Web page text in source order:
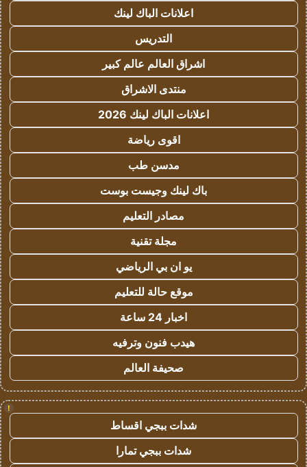
اعلانات الباك لينك
التدريس
اشراق العالم عالم كبير
منتدى الاشراق
اعلانات الباك لينك 2026
اقوى رياضة
مدسن طب
باك لينك وجيست بوست
مصادر التعليم
مجلة تقنية
يو ان بي الرياضي
موقع حالة للتعليم
اخبار 24 ساعة
هيدب فنون وترفيه
صحيفة العالم
!
شدات ببجي اقساط
شدات ببجي تمارا